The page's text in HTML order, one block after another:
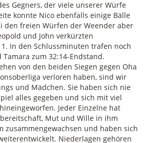
Gegners, der viele unserer Würfe
konnte Nico ebenfalls einige Bälle
den freien Würfen der Weender aber
und John verkürzten
In den Schlussminuten trafen noch
zum 32:14-Endstand.
von den beiden Siegen gegen Oha
verloren haben, sind wir
und Mädchen. Sie haben sich nie
alles gegeben und sich mit viel
Jeder Einzelne hat
Mut und Wille in ihm
zusammengewachsen und haben sich
Niederlagen gehören